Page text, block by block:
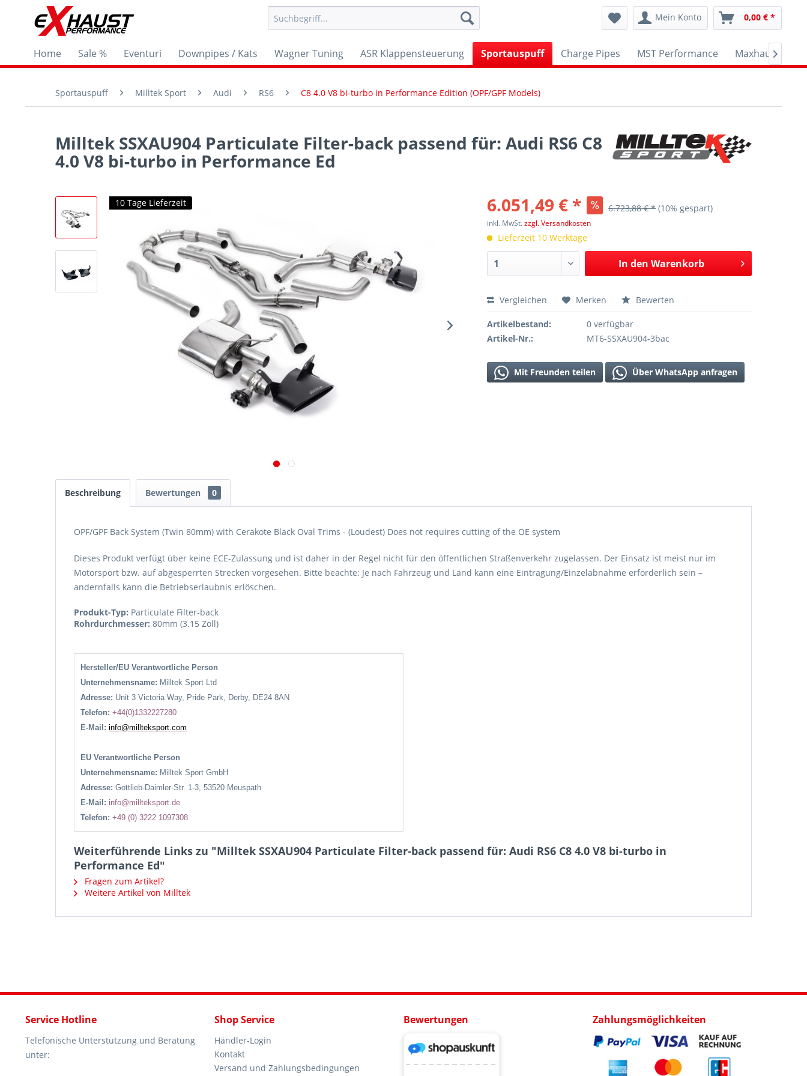
Mein Konto 0,00 € *
Home Sale % Eventuri Downpipes / Kats Wagner Tuning ASR Klappensteuerung Sportauspuff Charge Pipes MST Performance Maxhaust

Sportauspuff Milltek Sport Audi RS6 C8 4.0 V8 bi-turbo in Performance Edition (OPF/GPF Models)
Milltek SSXAU904 Particulate Filter-back passend für: Audi RS6 C8
4.0 V8 bi-turbo in Performance Ed
10 Tage Lieferzeit 6.051,49 € * 6.723,88 € * (10% gespart)
inkl. MwSt.zzgl. Versandkosten
Lieferzeit 10 Werktage
In den Warenkorb
Vergleichen Merken Bewerten
Artikelbestand:
0 verfügbar
Artikel-Nr.:
MT6-SSXAU904-3bac
Mit Freunden teilen Über WhatsApp anfragen
Beschreibung Bewertungen 0
OPF/GPF Back System (Twin 80mm) with Cerakote Black Oval Trims - (Loudest) Does not requires cutting of the OE system
Dieses Produkt verfügt über keine ECE-Zulassung und ist daher in der Regel nicht für den öffentlichen Straßenverkehr zugelassen. Der Einsatz ist meist nur im
Motorsport bzw. auf abgesperrten Strecken vorgesehen. Bitte beachte: Je nach Fahrzeug und Land kann eine Eintragung/Einzelabnahme erforderlich sein –
andernfalls kann die Betriebserlaubnis erlöschen.
Produkt-Typ: Particulate Filter-back
Rohrdurchmesser: 80mm (3.15 Zoll)
Hersteller/EU Verantwortliche Person
Unternehmensname: Milltek Sport Ltd
Adresse: Unit 3 Victoria Way, Pride Park, Derby, DE24 8AN
Telefon: +44(0)1332227280
E-Mail: info@millteksport.com
EU Verantwortliche Person
Unternehmensname: Milltek Sport GmbH
Adresse: Gottlieb-Daimler-Str. 1-3, 53520 Meuspath
E-Mail: info@millteksport.de
Telefon: +49 (0) 3222 1097308
Weiterführende Links zu "Milltek SSXAU904 Particulate Filter-back passend für: Audi RS6 C8 4.0 V8 bi-turbo in
Performance Ed"
Fragen zum Artikel?
Weitere Artikel von Milltek
Service Hotline
Telefonische Unterstützung und Beratung
unter:
Shop Service
Händler-Login
Kontakt
Versand und Zahlungsbedingungen
Bewertungen Zahlungsmöglichkeiten